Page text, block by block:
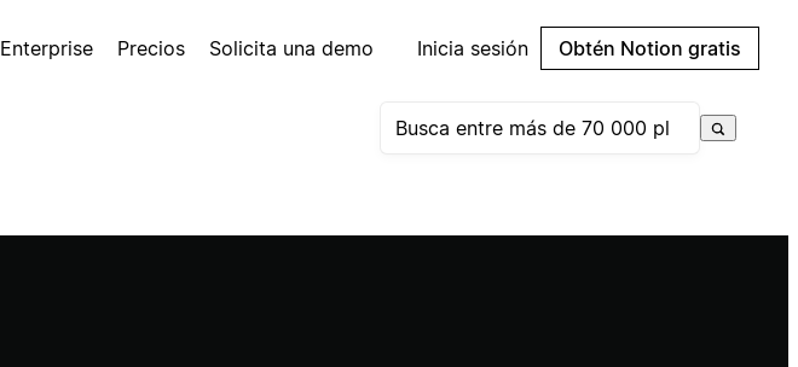
Enterprise Precios Solicita una demo Inicia sesión Obtén Notion gratis